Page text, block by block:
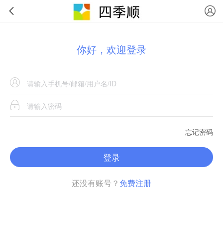
你好，欢迎登录
忘记密码
登录
还没有账号？ 免费注册